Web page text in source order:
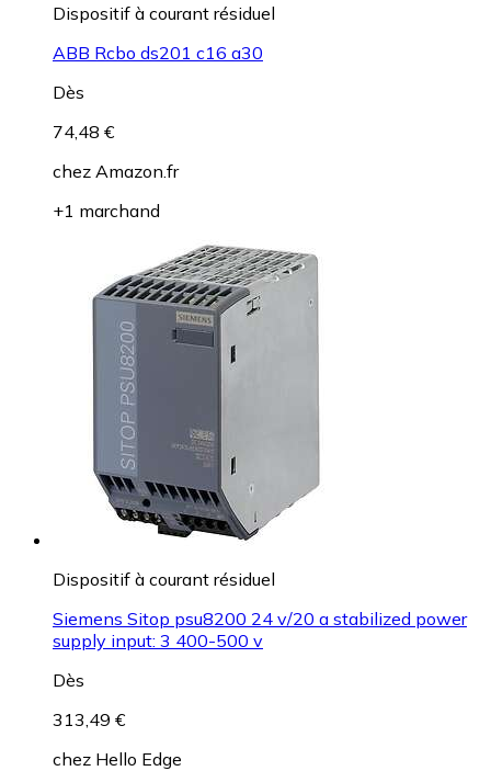
Dispositif à courant résiduel
ABB Rcbo ds201 c16 a30
Dès
74,48 €
chez Amazon.fr
+1 marchand
Dispositif à courant résiduel
Siemens Sitop psu8200 24 v/20 a stabilized power
supply input: 3 400-500 v
Dès
313,49 €
chez Hello Edge